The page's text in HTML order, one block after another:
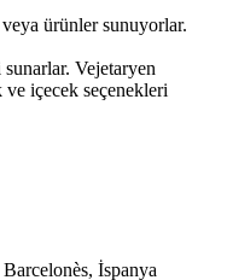
Vejetaryen
Barcelonès, İspanya